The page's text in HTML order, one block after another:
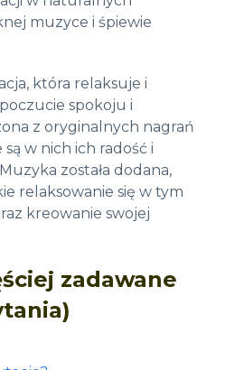
muzyce i śpiewie
która relaksuje i
spokoju i
z oryginalnych nagrań
w nich ich radość i
została dodana,
relaksowanie się w tym
kreowanie swojej
zadawane